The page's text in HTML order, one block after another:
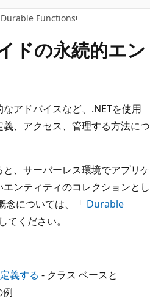
Durable Functions
ドの永続的エン
アドバイスなど、.NETを使用
、アクセス、管理する方法につ
、サーバーレス環境でアプリケ
ンティティのコレクションとし
念については、「 Durable
てください。
義する - クラス ベースと
例